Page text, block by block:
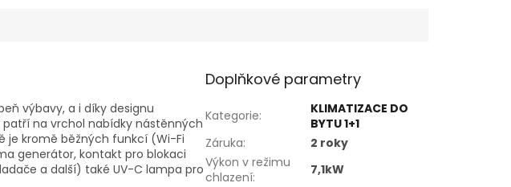
výbavy, a i díky designu
na vrchol nabídky nástěnných
je kromě běžných funkcí (Wi-Fi
generátor, kontakt pro blokaci
a další) také UV-C lampa pro
Doplňkové parametry
Kategorie:
KLIMATIZACE DO
BYTU 1+1
Záruka:
2 roky
Výkon v režimu
chlazení:
7,1kW